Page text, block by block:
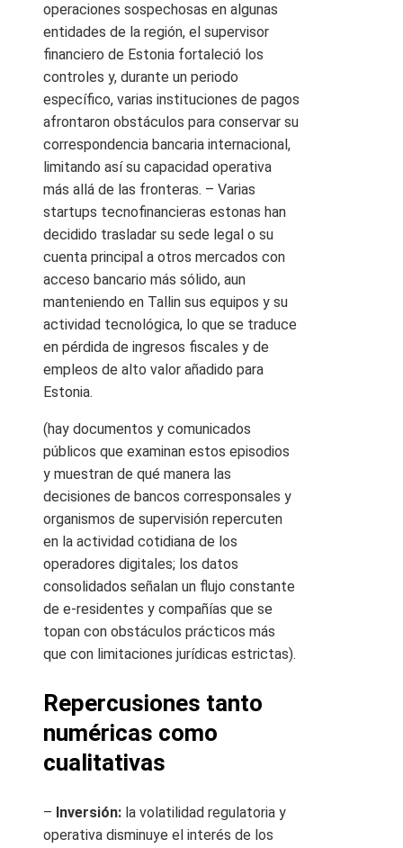
operaciones sospechosas en algunas
entidades de la región, el supervisor
financiero de Estonia fortaleció los
controles y, durante un periodo
específico, varias instituciones de pagos
afrontaron obstáculos para conservar su
correspondencia bancaria internacional,
limitando así su capacidad operativa
más allá de las fronteras. – Varias
startups tecnofinancieras estonas han
decidido trasladar su sede legal o su
cuenta principal a otros mercados con
acceso bancario más sólido, aun
manteniendo en Tallin sus equipos y su
actividad tecnológica, lo que se traduce
en pérdida de ingresos fiscales y de
empleos de alto valor añadido para
Estonia.
(hay documentos y comunicados
públicos que examinan estos episodios
y muestran de qué manera las
decisiones de bancos corresponsales y
organismos de supervisión repercuten
en la actividad cotidiana de los
operadores digitales; los datos
consolidados señalan un flujo constante
de e‑residentes y compañías que se
topan con obstáculos prácticos más
que con limitaciones jurídicas estrictas).
Repercusiones tanto
numéricas como
cualitativas
– Inversión: la volatilidad regulatoria y
operativa disminuye el interés de los